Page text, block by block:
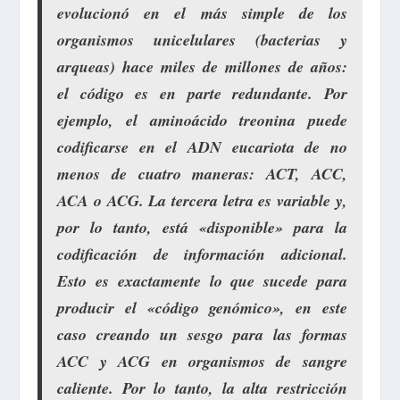
evolucionó en el más simple de los
organismos unicelulares (bacterias y
arqueas) hace miles de millones de años:
el código es en parte redundante. Por
ejemplo, el aminoácido treonina puede
codificarse en el ADN eucariota de no
menos de cuatro maneras: ACT, ACC,
ACA o ACG. La tercera letra es variable y,
por lo tanto, está «disponible» para la
codificación de información adicional.
Esto es exactamente lo que sucede para
producir el «código genómico», en este
caso creando un sesgo para las formas
ACC y ACG en organismos de sangre
caliente. Por lo tanto, la alta restricción